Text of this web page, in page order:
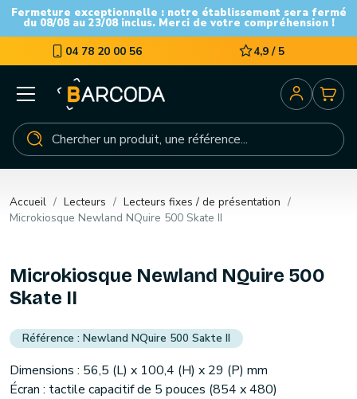
Fermeture exceptionnelle : notre établissement sera fermé
du 08/08 au 23/08 inclus. Merci de votre compréhension !
04 78 20 00 56 4,9 / 5
Accueil Lecteurs
Lecteurs fixes / de présentation
Microkiosque Newland NQuire 500 Skate II
Microkiosque Newland NQuire 500
Skate II
Newland NQuire 500 Sakte II
Dimensions : 56,5 (L) x 100,4 (H) x 29 (P) mm
Écran : tactile capacitif de 5 pouces (854 x 480)